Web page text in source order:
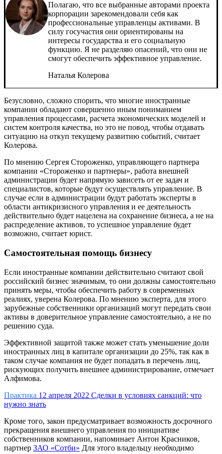
Полагаю, что все выбранные авторами проекта
корпорации зарекомендовали себя как
профессиональные управленцы активами. В
силу госучастия они ориентированы на
интересы государства и его социальную
функцию. Я не разделяю опасений, что они не
смогут обеспечить эффективное управление.
Наталья Колерова
Безусловно, сложно спорить, что многие иностранные
компании обладают совершенно иным пониманием
управления процессами, расчета экономических моделей и
систем контроля качества, но это не повод, чтобы отдавать
ситуацию на откуп текущему развитию событий, считает
Колерова.
По мнению Сергея Стороженко, управляющего партнера
компании «Стороженко и партнеры», работа внешней
администрации будет напрямую зависеть от ее задач и
специалистов, которые будут осуществлять управление. В
случае если в администрации будут работать эксперты в
области антикризисного управления и ее деятельность
действительно будет нацелена на сохранение бизнеса, а не на
распределение активов, то успешное управление будет
возможно, считает юрист.
Самостоятельная помощь бизнесу
Если иностранные компании действительно считают свой
российский бизнес значимым, то они должны самостоятельно
принять меры, чтобы обеспечить работу в современных
реалиях, уверена Колерова. По мнению эксперта, для этого
зарубежные собственники организаций могут передать свои
активы в доверительное управление самостоятельно, а не по
решению суда.
Эффективной защитой также может стать уменьшение доли
иностранных лиц в капитале организации до 25%, так как в
таком случае компания не будет попадать в перечень лиц,
рискующих получить внешнее администрирование, отмечает
Алфимова.
Практика 12 апреля 2022 Сделки в условиях санкций: что
нужно знать
Кроме того, закон предусматривает возможность досрочного
прекращения внешнего управления по инициативе
собственников компании, напоминает Антон Красников,
партнер ЗАО «Сотби» Для этого владельцу необходимо